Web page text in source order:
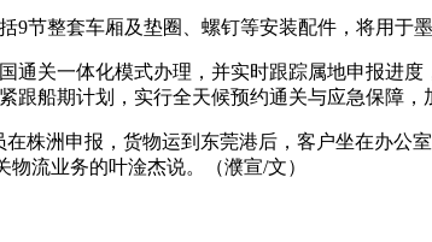
节整套车厢及垫圈、螺钉等安装配件，将用于
通关一体化模式办理，并实时跟踪属地申报进
船期计划，实行全天候预约通关与应急保障，
株洲申报，货物运到东莞港后，客户坐在办公
流业务的叶淦杰说。（濮宣/文）